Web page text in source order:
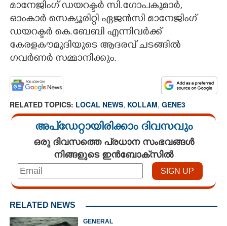
മാനേജിംഗ് ഡയറക്ടർ സി.ഗോപകുമാർ,
ഓംകാർ സെക്യൂരിറ്റി ഏജൻസി മാനേജിംഗ്
ഡയറക്ടർ കെ.ബേബി എന്നിവർക്ക്
കേരളകൗമുദിയുടെ ആദരവ് ചടങ്ങിൽ
ഗവർണർ സമ്മാനിക്കും.
RELATED TOPICS: LOCAL NEWS, KOLLAM, GENE3
അപ്ഡേറ്റായിരിക്കാം ദിവസവും
ഒരു ദിവസത്തെ പ്രധാന സംഭവങ്ങൾ
നിങ്ങളുടെ ഇൻബോക്സിൽ
RELATED NEWS
GENERAL